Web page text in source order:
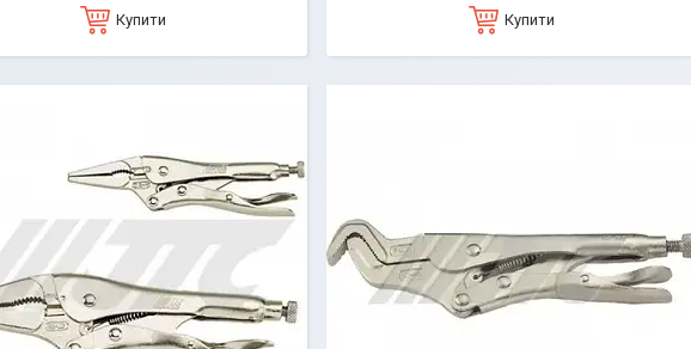
Купити Купити